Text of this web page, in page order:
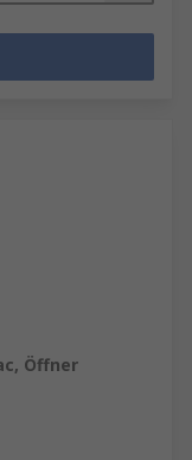
Öffner